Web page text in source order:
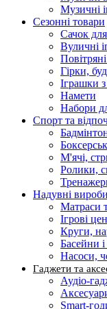
Музичні
Сезонні товари
Сачок
Вуличні
Гірки,
Іграшки
Намети
Набори
Спорт та
М'ячі,
Ролики,
Надувні вироби
Матраси
Ігрові
Круги,
Басейни
Насоси,
Гаджети та
Аудіо-
Smart-